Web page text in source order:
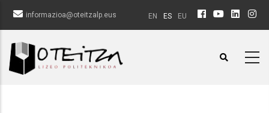
principal
informazioa@oteitzalp.eus EU
ES
EN